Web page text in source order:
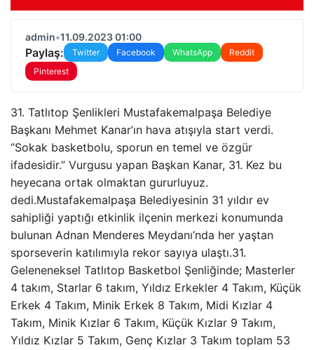
admin•11.09.2023 01:00
Paylaş: Twitter Facebook WhatsApp
Reddit
Pinterest
31. Tatlıtop Şenlikleri Mustafakemalpaşa Belediye
Başkanı Mehmet Kanar’ın hava atışıyla start verdi.
‘’Sokak basketbolu, sporun en temel ve özgür
ifadesidir.’’ Vurgusu yapan Başkan Kanar, 31. Kez bu
heyecana ortak olmaktan gururluyuz.
dedi.Mustafakemalpaşa Belediyesinin 31 yıldır ev
sahipliği yaptığı etkinlik ilçenin merkezi konumunda
bulunan Adnan Menderes Meydanı’nda her yaştan
sporseverin katılımıyla rekor sayıya ulaştı.31.
Geleneneksel Tatlıtop Basketbol Şenliğinde; Masterler
4 takım, Starlar 6 takım, Yıldız Erkekler 4 Takım, Küçük
Erkek 4 Takım, Minik Erkek 8 Takım, Midi Kızlar 4
Takım, Minik Kızlar 6 Takım, Küçük Kızlar 9 Takım,
Yıldız Kızlar 5 Takım, Genç Kızlar 3 Takım toplam 53